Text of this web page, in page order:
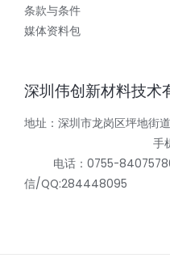
条款与条件
媒体资料包
深圳伟创新材料技术
地址：深圳市龙岗区坪
手机：
电话：0755-
信/QQ:284448095